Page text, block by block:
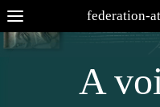
federation-
A